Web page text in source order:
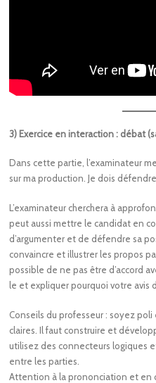
3) Exercice en interaction : débat
Dans cette partie, l’examinateur
sur ma production. Je dois
L’examinateur cherchera à
peut aussi mettre le candidat en
d’argumenter et de défendre sa
convaincre et illustrer les propos
possible de ne pas être d’accord
le et expliquer pourquoi votre avis
Conseils du professeur : soyez
claires. Il faut construire et
utilisez des connecteurs logiques
entre les parties.
Attention à la prononciation et en